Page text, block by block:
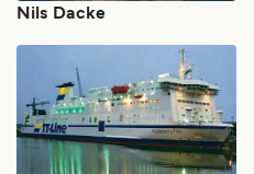
Nils Dacke